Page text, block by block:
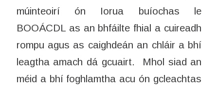
múinteoirí ón Iorua buíochas le
BOOÁCDL as an bhfáilte fhial a cuireadh
rompu agus as caighdeán an chláir a bhí
leagtha amach dá gcuairt. Mhol siad an
méid a bhí foghlamtha acu ón gcleachtas